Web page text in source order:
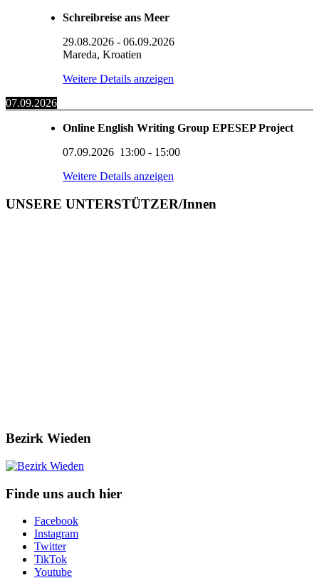
Schreibreise ans Meer
29.08.2026 - 06.09.2026
Mareda, Kroatien
Weitere Details anzeigen
07.09.2026
Online English Writing Group EPESEP Project
07.09.2026 13:00 - 15:00
Weitere Details anzeigen
UNSERE UNTERSTÜTZER/Innen
Bezirk Wieden
Finde uns auch hier
Facebook
Instagram
Twitter
TikTok
Youtube